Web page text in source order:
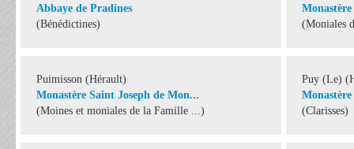
Abbaye de Pradines
(Bénédictines)
(Moniales
Puimisson (Hérault)
Monastère Saint Joseph de Mon...
(Moines et moniales de la Famille ...)
Puy (Le)
(Clarisses)